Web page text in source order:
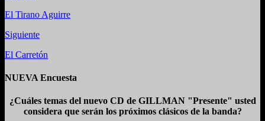
El Tirano Aguirre
Siguiente
El Carretón
NUEVA Encuesta
¿Cuáles temas del nuevo CD de GILLMAN "Presente" usted
considera que serán los próximos clásicos de la banda?